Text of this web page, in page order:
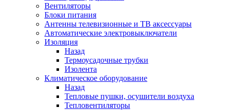
Вентиляторы
Блоки питания
Антенны телевизионные и ТВ аксессуары
Автоматические электровыключатели
Изоляция
Назад
Термоусадочные трубки
Изолента
Климатическое оборудование
Назад
Тепловые пушки, осушители воздуха
Тепловентиляторы